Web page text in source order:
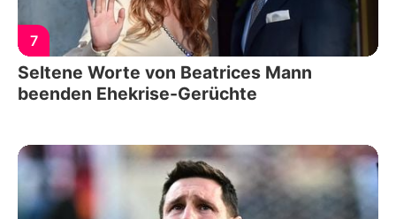
7
Seltene Worte von Beatrices Mann
beenden Ehekrise-Gerüchte